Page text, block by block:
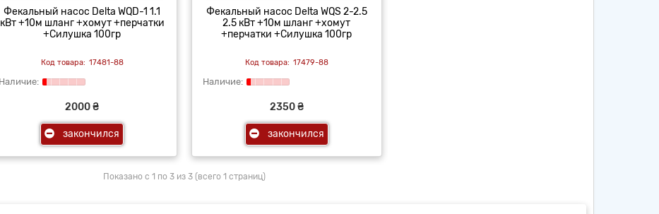
Фекальный насос Delta WQD-1 1.1
кВт +10м шланг +хомут +перчатки
+Силушка 100гр
17481-88
2000 ₴
закончился
Фекальный насос Delta WQS 2-2.5
2.5 кВт +10м шланг +хомут
+перчатки +Силушка 100гр
17479-88
2350 ₴
закончился
Показано с 1 по 3 из 3 (всего 1 страниц)